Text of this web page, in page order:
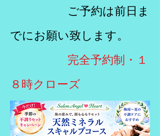
ご予約は前日ま
でにお願い致します。
完全予約制・１
８時クローズ